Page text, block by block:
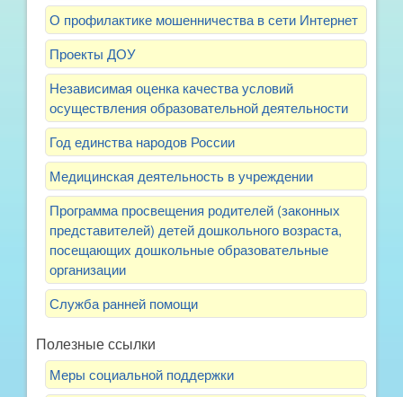
О профилактике мошенничества в сети Интернет
Проекты ДОУ
Независимая оценка качества условий
осуществления образовательной деятельности
Год единства народов России
Медицинская деятельность в учреждении
Программа просвещения родителей (законных
представителей) детей дошкольного возраста,
посещающих дошкольные образовательные
организации
Служба ранней помощи
Полезные ссылки
Меры социальной поддержки